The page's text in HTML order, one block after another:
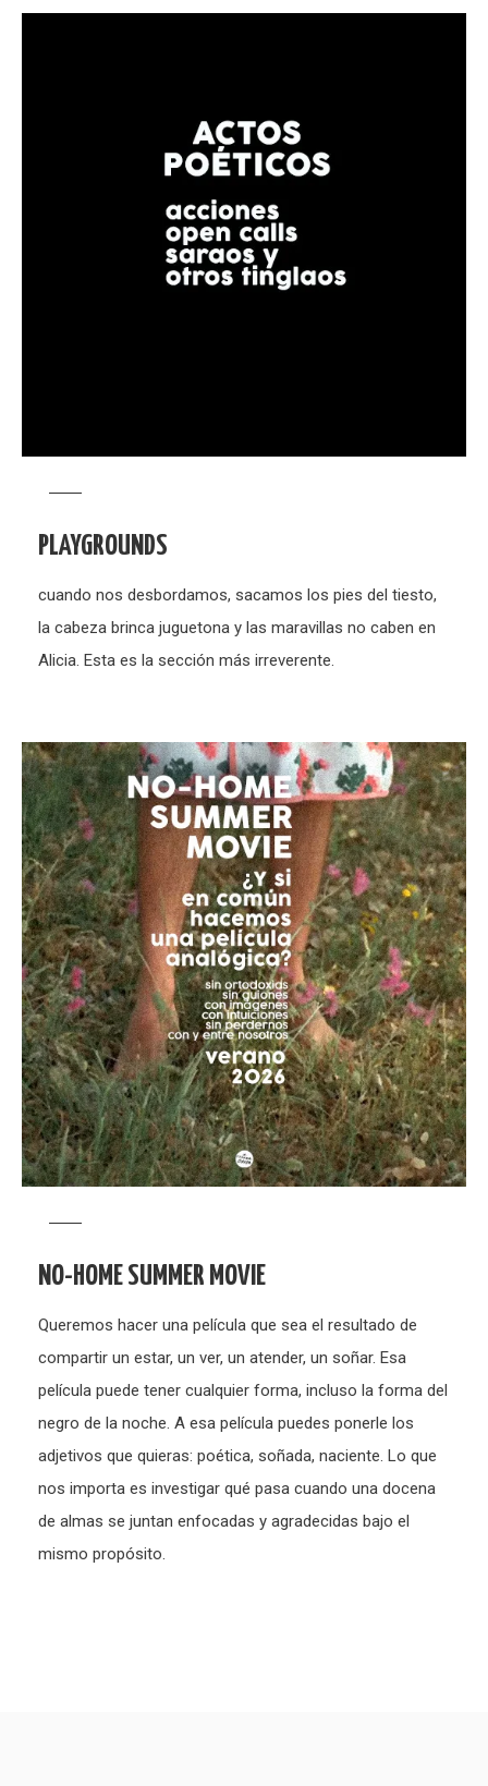
PLAYGROUNDS
cuando nos desbordamos, sacamos los pies del tiesto,
la cabeza brinca juguetona y las maravillas no caben en
Alicia. Esta es la sección más irreverente.
NO-HOME SUMMER MOVIE
Queremos hacer una película que sea el resultado de
compartir un estar, un ver, un atender, un soñar. Esa
película puede tener cualquier forma, incluso la forma del
negro de la noche. A esa película puedes ponerle los
adjetivos que quieras: poética, soñada, naciente. Lo que
nos importa es investigar qué pasa cuando una docena
de almas se juntan enfocadas y agradecidas bajo el
mismo propósito.